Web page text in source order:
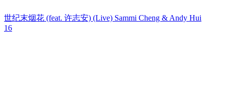
世纪末烟花 (feat. 许志安) (Live) Sammi Cheng & Andy Hui
16